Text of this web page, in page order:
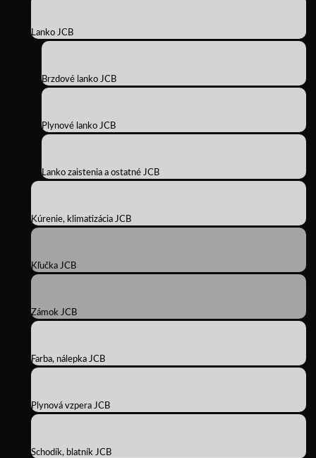
Lanko JCB
Brzdové lanko JCB
Plynové lanko JCB
Lanko zaistenia a ostatné JCB
Kúrenie, klimatizácia JCB
Kľučka JCB
Zámok JCB
Farba, nálepka JCB
Plynová vzpera JCB
Schodík, blatník JCB